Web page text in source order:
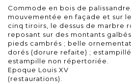
Commode en bois de
mouvementée en façade et sur
cinq tiroirs, le dessus de marbre
reposant sur des montants
pieds cambrés ; belle
dorés (dorure refaite) ; estampillé
estampille non répertoriée.
Epoque Louis XV
(restaurations).